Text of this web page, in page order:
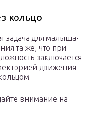
кольцо
задача для малыша-
та же, что при
заключается
движения
внимание на